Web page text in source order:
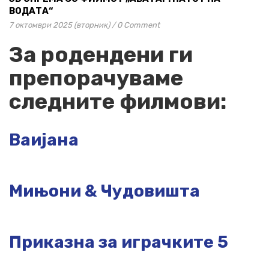
ВОДАТА“
7 октомври 2025 (вторник) / 0 Comment
За родендени ги
препорачуваме
следните филмови:
Ваијана
Мињони & Чудовишта
Приказна за играчките 5